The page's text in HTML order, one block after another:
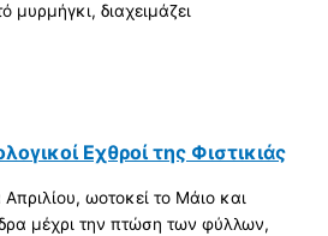
µυρµήγκι, διαχειµάζει
Εχθροί της Φιστικιάς
ωοτοκεί το Μάιο και
μέχρι την πτώση των φύλλων,